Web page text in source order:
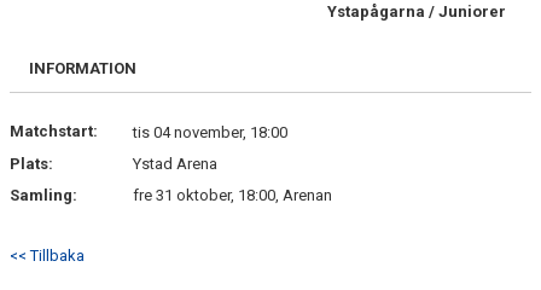
Ystapågarna / Juniorer
INFORMATION
Matchstart:
tis 04 november, 18:00
Plats:
Ystad Arena
Samling:
fre 31 oktober, 18:00, Arenan
<< Tillbaka